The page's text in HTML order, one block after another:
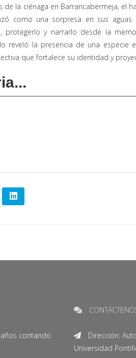
de la ciénaga en Barrancabermeja, el
como una sorpresa en sus
protegerlo y narrarlo desde la
reveló la presencia de una especie
que fortalece su identidad y
contando
Dirección:
Universidad